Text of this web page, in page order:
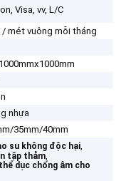
Visa, vv, L/C
/ mét vuông mỗi tháng
nhựa
35mm/40mm
su không độc hại,
tập thảm,
dục chống âm cho